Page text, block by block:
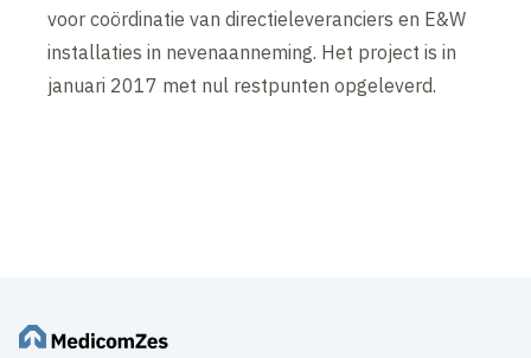
voor coördinatie van directieleveranciers en E&W
installaties in nevenaanneming. Het project is in
januari 2017 met nul restpunten opgeleverd.